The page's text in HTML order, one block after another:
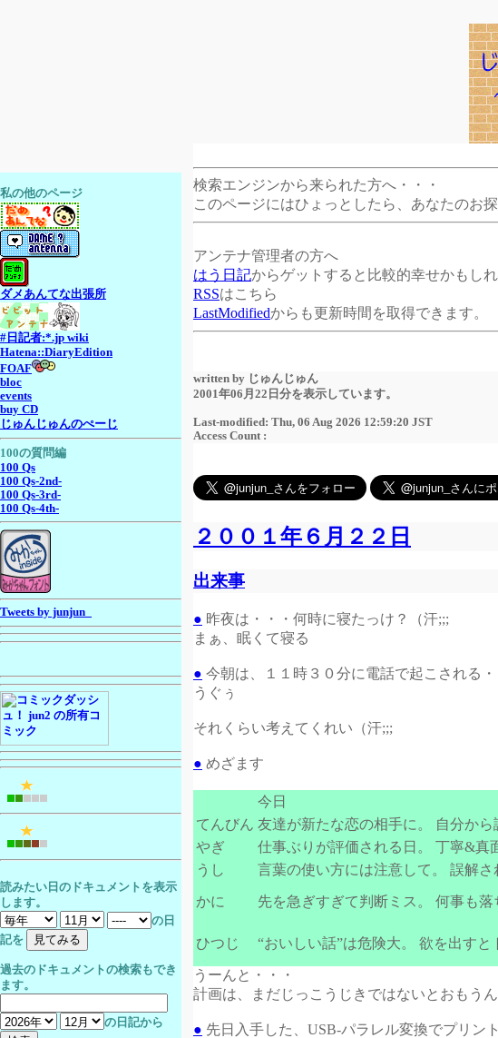
検索エンジンから来られた方へ・・・
このページにはひょっとしたら、あなたのお
アンテナ管理者の方へ
はう日記からゲットすると比較的幸せかもし
RSSはこちら
LastModifiedからも更新時間を取得できます。
written by じゅんじゅん
2001年06月22日分を表示しています。
Last-modified: Thu, 06 Aug 2026 12:59:20 JST
Access Count :
２００１年６月２２日
出来事
● 昨夜は・・・何時に寝たっけ？（汗;;;
まぁ、眠くて寝る
● 今朝は、１１時３０分に電話で起こされる・
うぐぅ
それくらい考えてくれい（汗;;;
● めざます
今日
てんびん 友達が新たな恋の相手に。 自分から
やぎ
仕事ぶりが評価される日。 丁寧&真
うし
言葉の使い方には注意して。 誤解さ
かに 先を急ぎすぎて判断ミス。 何事も落
ひつじ “おいしい話”は危険大。 欲を出すと
うーんと・・・
計画は、まだじっこうじきではないとおもう
● 先日入手した、USB-パラレル変換でプリン
私の他のページ
ダメあんてな出張所
#日記者:*.jp wiki
Hatena::DiaryEdition
FOAF
bloc
events
buy CD
じゅんじゅんのぺーじ
100の質問編
100 Qs
100 Qs-2nd-
100 Qs-3rd-
100 Qs-4th-
Tweets by junjun_
読みたい日のドキュメントを表示
します。
の日
記を
過去のドキュメントの検索もでき
ます。
の日記から